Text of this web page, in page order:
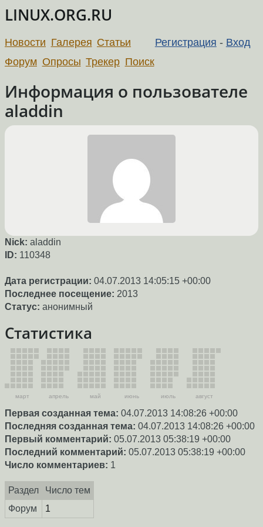
LINUX.ORG.RU
Регистрация - Вход
Новости Галерея Статьи
Форум Опросы Трекер Поиск
Информация о пользователе
aladdin
Nick: aladdin
ID: 110348
Дата регистрации: 04.07.2013 14:05:15 +00:00
Последнее посещение: 2013
Статус: анонимный
Статистика
март апрель май июнь июль август
Первая созданная тема: 04.07.2013 14:08:26 +00:00
Последняя созданная тема: 04.07.2013 14:08:26 +00:00
Первый комментарий: 05.07.2013 05:38:19 +00:00
Последний комментарий: 05.07.2013 05:38:19 +00:00
Число комментариев: 1
Раздел
Число тем
Форум
1